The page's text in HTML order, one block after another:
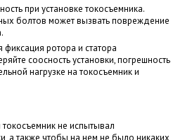
при установке токосъемника.
болтов может вызвать повреждение
ротора и статора
соосность установки, погрешность
нагрузке на токосъемник и
не испытывал
а также чтобы на нем не было никаких